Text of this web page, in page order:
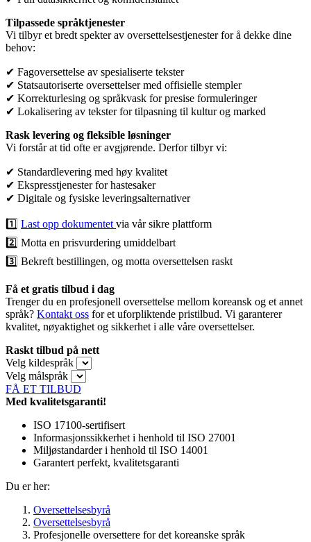
Tilpassede språktjenester
Vi tilbyr et bredt spekter av oversettelsestjenester for å dekke dine
behov:
✔ Fagoversettelse av spesialiserte tekster
✔ Statsautoriserte oversettelser med offisielle stempler
✔ Korrekturlesing og språkvask for presise formuleringer
✔ Lokalisering av tekster for tilpasning til kultur og marked
Rask levering og fleksible løsninger
Vi forstår at tid ofte er avgjørende. Derfor tilbyr vi:
✔ Standardlevering med høy kvalitet
✔ Ekspresstjenester for hastesaker
✔ Digitale og fysiske leveringsalternativer
1️⃣ Last opp dokumentet via vår sikre plattform
2️⃣ Motta en prisvurdering umiddelbart
3️⃣ Bekreft bestillingen, og motta oversettelsen raskt
Få et gratis tilbud i dag
Trenger du en profesjonell oversettelse mellom koreansk og et annet
språk? Kontakt oss for et uforpliktende pristilbud. Vi garanterer
kvalitet, nøyaktighet og sikkerhet i alle våre oversettelser.
Raskt tilbud på nett
Velg kildespråk
Velg målspråk
FÅ ET TILBUD
Med kvalitetsgaranti!
ISO 17100-sertifisert
Informasjonssikkerhet i henhold til ISO 27001
Miljøstandarder i henhold til ISO 14001
Garantert perfekt, kvalitetsgaranti
Du er her:
Oversettelsesbyrå
Oversettelsesbyrå
Profesjonelle oversettere for det koreanske språk